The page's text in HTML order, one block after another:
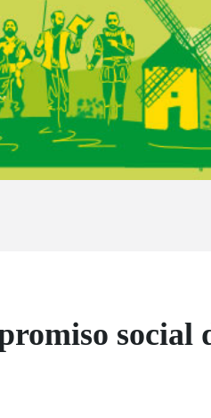
social